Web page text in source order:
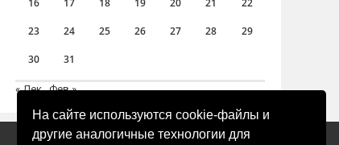
На сайте используются cookie-файлы и
другие аналогичные технологии для
23 24 25 26 27 28 29
30 31
« Дек Фев »